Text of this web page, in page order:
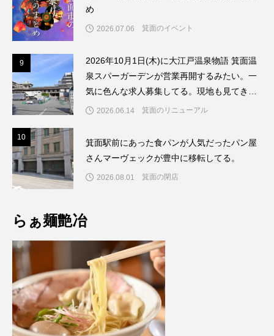
め
2026.07.06 箕面のイベント
9
2026年10月1日(木)に大江戸温泉物語 箕面温
泉スパーガーデンが営業再開するみたい。一
気に色んな求人募集してる。現地も見てきた
よ。2026.06.14 箕面のリニューアル
10
箕面駅前にあった食パンが人気だったパン屋
さんマーヴェックが豊中に移転してる。
2026.08.01 箕面の閉店
らぁ麺艶冶